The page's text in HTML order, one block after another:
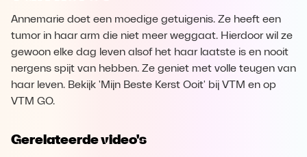
Annemarie doet een moedige getuigenis. Ze heeft een
tumor in haar arm die niet meer weggaat. Hierdoor wil ze
gewoon elke dag leven alsof het haar laatste is en nooit
nergens spijt van hebben. Ze geniet met volle teugen van
haar leven. Bekijk 'Mijn Beste Kerst Ooit' bij VTM en op
VTM GO.
Gerelateerde video's